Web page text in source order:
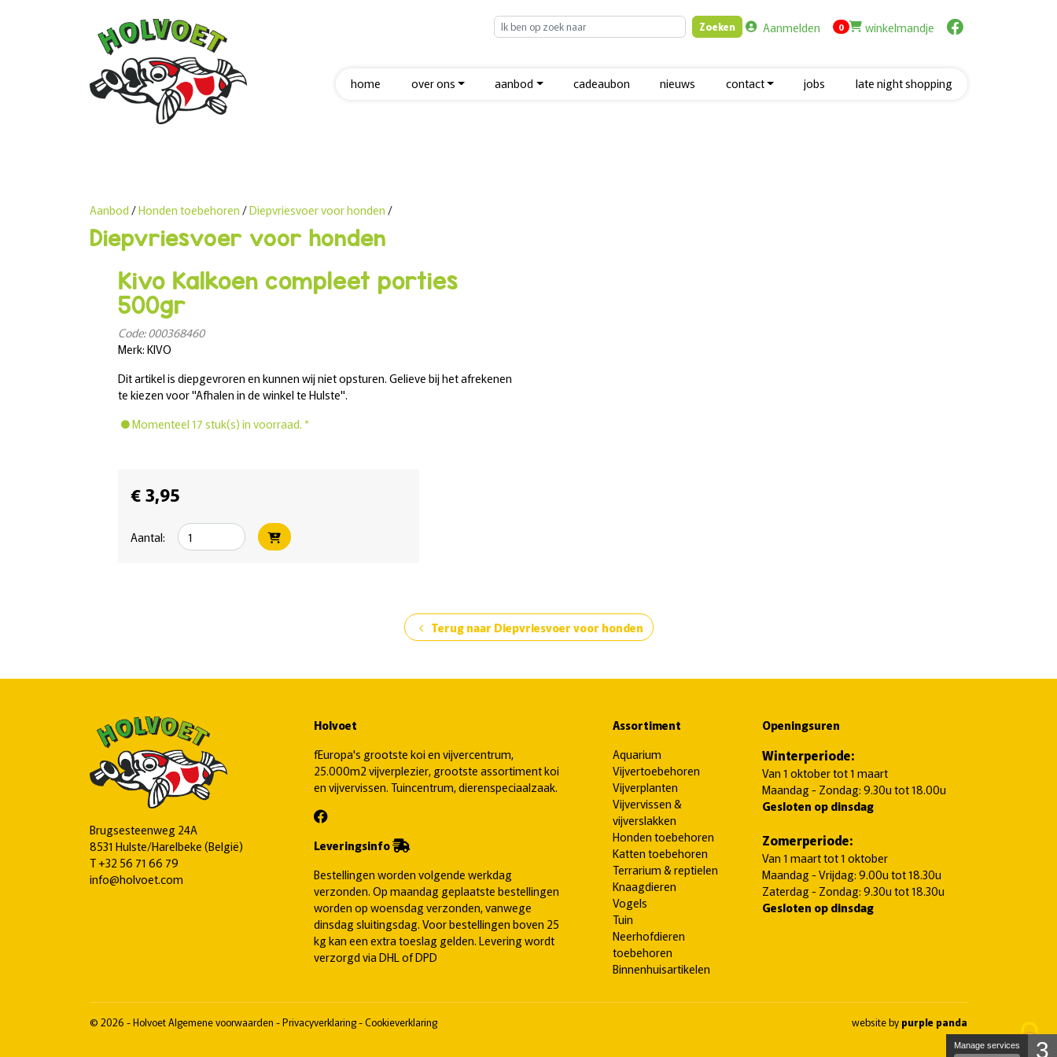
Zoeken Aanmelden 0items in cart
winkelmandje
home over ons aanbod cadeaubon nieuws contact jobs late night shopping
Diepvriesvoer voor honden
Aanbod /Honden toebehoren /Diepvriesvoer voor honden /
Kivo Kalkoen compleet porties
500gr
Code: 000368460
Merk: KIVO
Dit artikel is diepgevroren en kunnen wij niet opsturen. Gelieve bij het afrekenen
te kiezen voor "Afhalen in de winkel te Hulste".
Momenteel 17 stuk(s) in voorraad. *
€ 3,95
Aantal:
chevron_left Terug naar Diepvriesvoer voor honden
Brugsesteenweg 24A
8531 Hulste/Harelbeke (België)
T+32 56 71 66 79
info@holvoet.com
Holvoet
fEuropa's grootste koi en vijvercentrum,
25.000m2 vijverplezier, grootste assortiment koi
en vijvervissen. Tuincentrum, dierenspeciaalzaak.
Leveringsinfo
Bestellingen worden volgende werkdag
verzonden. Op maandag geplaatste bestellingen
worden op woensdag verzonden, vanwege
dinsdag sluitingsdag. Voor bestellingen boven 25
kg kan een extra toeslag gelden. Levering wordt
verzorgd via DHL of DPD
Assortiment
Aquarium
Vijvertoebehoren
Vijverplanten
Vijvervissen &
vijverslakken
Honden toebehoren
Katten toebehoren
Terrarium & reptielen
Knaagdieren
Vogels
Tuin
Neerhofdieren
toebehoren
Binnenhuisartikelen
Openingsuren
Winterperiode:
Van 1 oktober tot 1 maart
Maandag - Zondag: 9.30u tot 18.00u
Gesloten op dinsdag
Zomerperiode:
Van 1 maart tot 1 oktober
Maandag - Vrijdag: 9.00u tot 18.30u
Zaterdag - Zondag: 9.30u tot 18.30u
Gesloten op dinsdag
© 2026 - HolvoetAlgemene voorwaarden -Privacyverklaring-Cookieverklaring website by purple panda
Manage services 3